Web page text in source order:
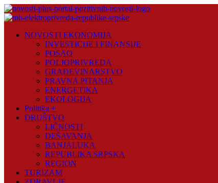
Skip
to
Plus
NOVOSTI EKONOMIJA
INVESTICIJE I FINANSIJE
POSAO
POLJOPRIVREDA
GRAĐEVINARSTVO
PRAVNA PITANJA
ENERGETIKA
EKOLOGIJA
Politika +
DRUŠTVO
LIČNOSTI
DEŠAVANJA
BANJALUKA
REPUBLIKA SRPSKA
REGION
TURIZAM